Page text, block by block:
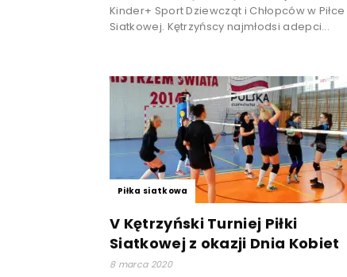
Kinder+ Sport Dziewcząt i Chłopców w Piłce
Siatkowej. Kętrzyńscy najmłodsi adepci...
Piłka siatkowa
V Kętrzyński Turniej Piłki
Siatkowej z okazji Dnia Kobiet
8 marca 2020